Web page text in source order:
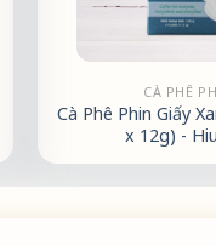
CÀ PHÊ
Cà Phê Phin Giấy
x 12g) -